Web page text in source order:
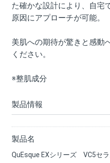
た確かな設計により、自宅
原因にアプローチが可能。
美肌への期待が驚きと感動
ください。
※整肌成分
製品情報
製品名
QuEsque EXシリーズ VC5セラ